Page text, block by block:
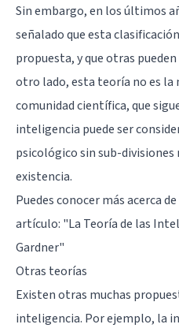
Sin embargo, en los últimos
señalado que esta
propuesta, y que otras
otro lado, esta teoría no es la
comunidad científica, que
inteligencia puede ser
psicológico sin sub-divisiones
existencia.
Puedes conocer más acerca
artículo: "La Teoría de las
Gardner"
Otras teorías
Existen otras muchas
inteligencia. Por ejemplo, la